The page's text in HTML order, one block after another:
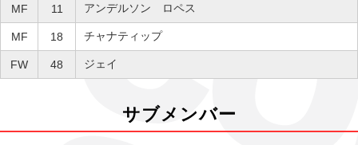
MF 11 アンデルソン ロペス
MF 18 チャナティップ
FW 48 ジェイ
サブメンバー